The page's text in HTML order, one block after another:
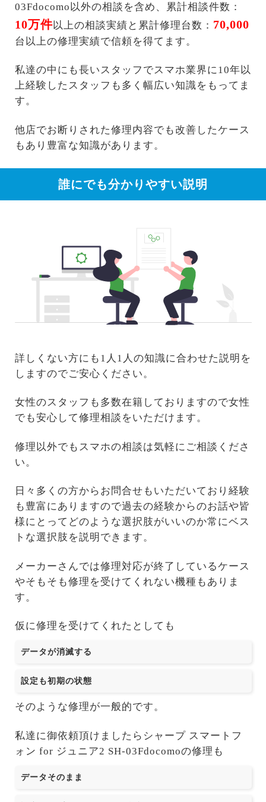
03Fdocomo以外の相談を含め、累計相談件数：
10万件以上の相談実績と累計修理台数： 70,000
台以上の修理実績で信頼を得てます。
私達の中にも長いスタッフでスマホ業界に10年以
上経験したスタッフも多く幅広い知識をもってま
す。
他店でお断りされた修理内容でも改善したケース
もあり豊富な知識があります。
誰にでも分かりやすい説明
詳しくない方にも1人1人の知識に合わせた説明を
しますのでご安心ください。
女性のスタッフも多数在籍しておりますので女性
でも安心して修理相談をいただけます。
修理以外でもスマホの相談は気軽にご相談くださ
い。
日々多くの方からお問合せもいただいており経験
も豊富にありますので過去の経験からのお話や皆
様にとってどのような選択肢がいいのか常にベス
トな選択肢を説明できます。
メーカーさんでは修理対応が終了しているケース
やそもそも修理を受けてくれない機種もありま
す。
仮に修理を受けてくれたとしても
データが消滅する
設定も初期の状態
そのような修理が一般的です。
私達に御依頼頂けましたらシャープ スマートフ
ォン for ジュニア2 SH-03Fdocomoの修理も
データそのまま